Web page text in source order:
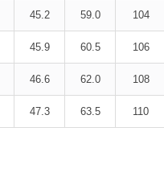
45.2 59.0 104
45.9 60.5 106
46.6 62.0 108
47.3 63.5 110